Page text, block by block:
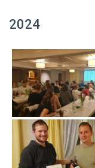
2024